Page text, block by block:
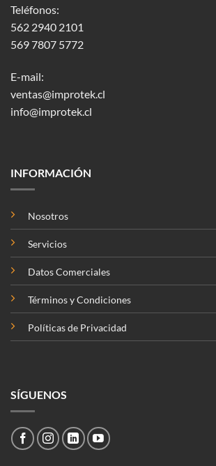
Teléfonos:
562 2940 2101
569 7807 5772
E-mail:
ventas@improtek.cl
info@improtek.cl
INFORMACIÓN
Nosotros
Servicios
Datos Comerciales
Términos y Condiciones
Políticas de Privacidad
SÍGUENOS